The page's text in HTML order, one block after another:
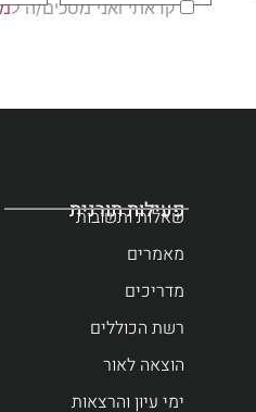
קראתי ואני מסכים/ה ל
פעילות תורנית
שאלות ותשובות
מאמרים
מדריכים
רשת הכוללים
הוצאה לאור
ימי עיון והרצאות